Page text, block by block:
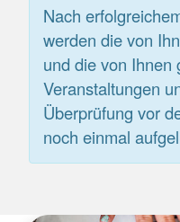
Nach
werden die von
und die von Ihnen
Veranstaltungen
Überprüfung vor
noch einmal